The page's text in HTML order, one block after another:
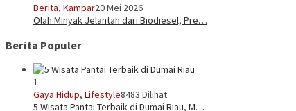
Berita, Kampar20 Mei 2026
Olah Minyak Jelantah dari Biodiesel, Pre…
Berita Populer
1
Gaya Hidup, Lifestyle8483 Dilihat
5 Wisata Pantai Terbaik di Dumai Riau, M…